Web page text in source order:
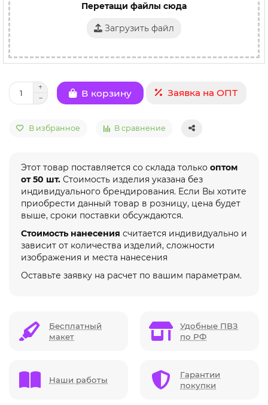
Перетащи файлы сюда
Загрузить файл
В корзину Заявка на ОПТ
В избранное В сравнение
Этот товар поставляется со склада только оптом
от 50 шт. Стоимость изделия указана без
индивидуального брендирования. Если Вы хотите
приобрести данный товар в розницу, цена будет
выше, сроки поставки обсуждаются.
Стоимость нанесения считается индивидуально и
зависит от количества изделий, сложности
изображения и места нанесения
Оставьте заявку на расчет по вашим параметрам.
Бесплатный
макет
Удобные ПВЗ
по РФ
Наши работы
Гарантии
покупки